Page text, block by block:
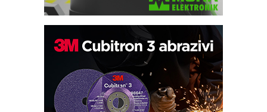
Potpuna efikasnost bez složenih
sistema
Trajna oznaka kao dugoročna korist
Bezbednost na prvom mestu!